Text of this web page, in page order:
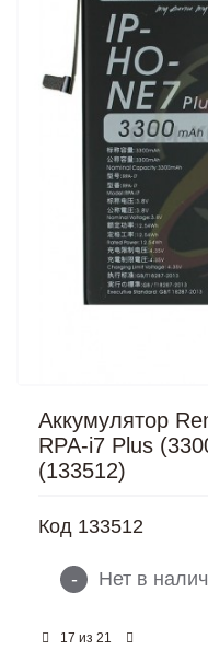
Аккумулятор
RPA-i7 Plus
(133512)
Код 133512
- Нет в
17 из 21